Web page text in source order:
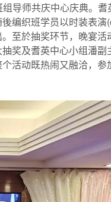
导师共庆中心庆典。
编织班学员以时装表演
至於抽奖环节，晚宴
奖及耆英中心小组潘副
活动既热闹又融洽，参